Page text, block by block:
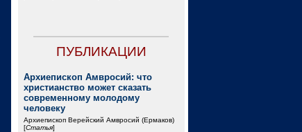
ПУБЛИКАЦИИ
Архиепископ Амвросий: что
христианство может сказать
современному молодому
человеку
Архиепископ Верейский Амвросий (Ермаков)
[Статья]